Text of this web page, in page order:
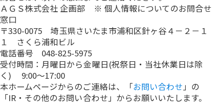
ＡＧＳ株式会社 企画部 ※ 個人情報についてのお問合せ
窓口
〒330-0075 埼玉県さいたま市浦和区針ヶ谷４－２－１
１ さくら浦和ビル
電話番号 048-825-5975
受付時間：月曜日から金曜日(祝祭日・当社休業日は除
く) 9:00～17:00
本ホームページからのご連絡は、「お問い合わせ」の
「IR・その他のお問い合わせ」からお願いいたします。